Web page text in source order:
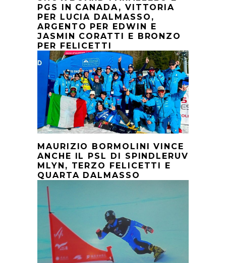
PGS IN CANADA, VITTORIA
PER LUCIA DALMASSO,
ARGENTO PER EDWIN E
JASMIN CORATTI E BRONZO
PER FELICETTI
MAURIZIO BORMOLINI VINCE
ANCHE IL PSL DI SPINDLERUV
MLYN, TERZO FELICETTI E
QUARTA DALMASSO